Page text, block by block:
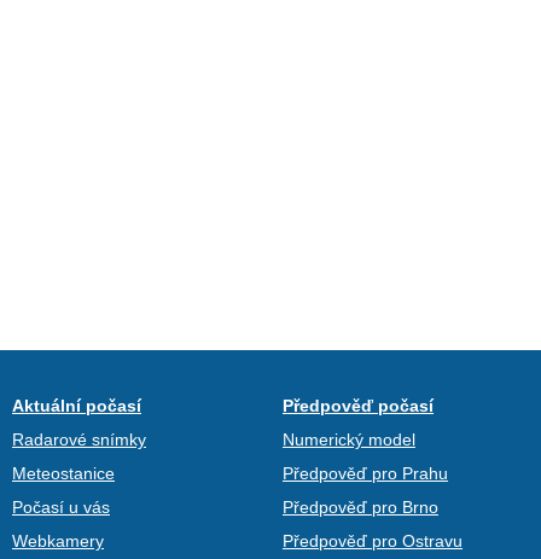
Aktuální počasí
Radarové snímky
Meteostanice
Počasí u vás
Webkamery
Předpověď počasí
Numerický model
Předpověď pro Prahu
Předpověď pro Brno
Předpověď pro Ostravu